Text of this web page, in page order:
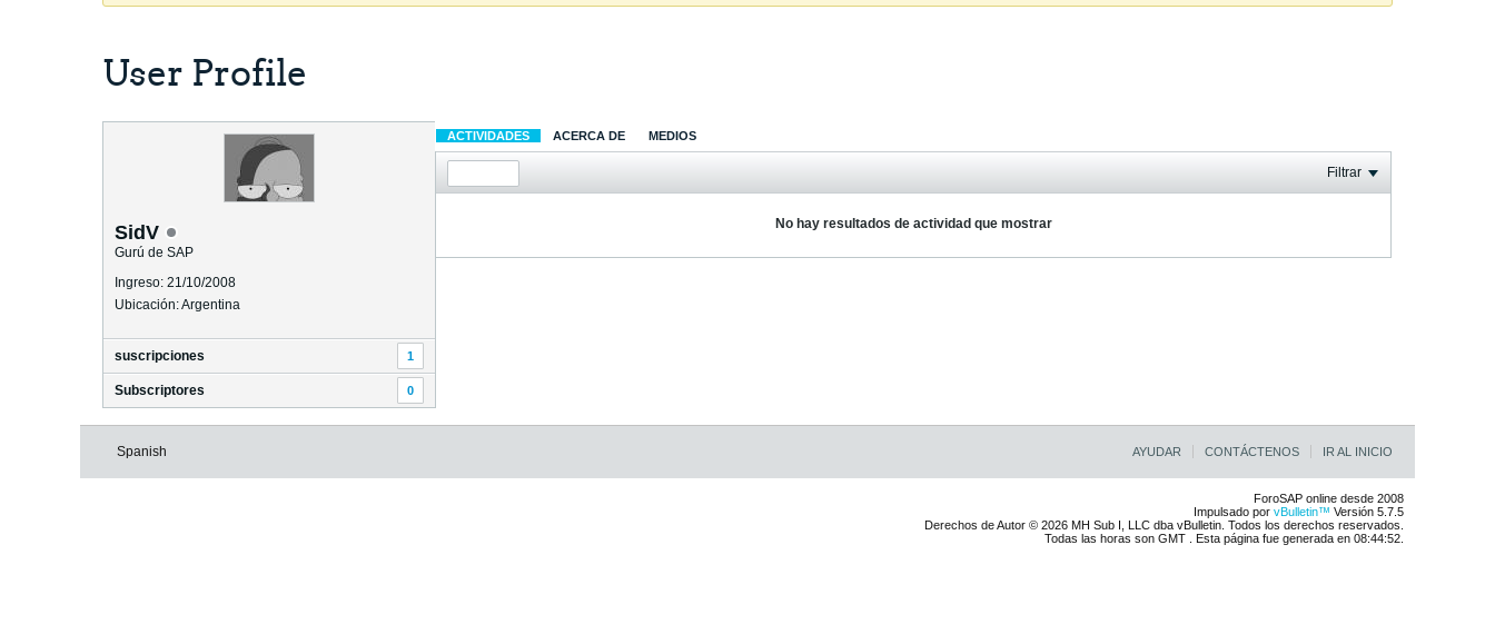
User Profile
SidV
Gurú de SAP
Ingreso: 21/10/2008
Ubicación: Argentina
suscripciones 1
Subscriptores 0
ACTIVIDADES ACERCA DE MEDIOS
Filtrar
No hay resultados de actividad que mostrar
Spanish AYUDAR CONTÁCTENOS IR AL INICIO
ForoSAP online desde 2008
Impulsado por vBulletin™ Versión 5.7.5
Derechos de Autor © 2026 MH Sub I, LLC dba vBulletin. Todos los derechos reservados.
Todas las horas son GMT . Esta página fue generada en 08:44:52.